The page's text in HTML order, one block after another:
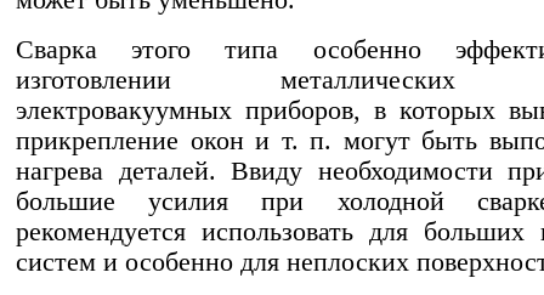
Сварка этого типа особенно
изготовлении металлических
электровакуумных приборов, в которых
прикрепление окон и т. п. могут быть
нагрева деталей. Ввиду необходимости
большие усилия при холодной
рекомендуется использовать для больших
систем и особенно для неплоских